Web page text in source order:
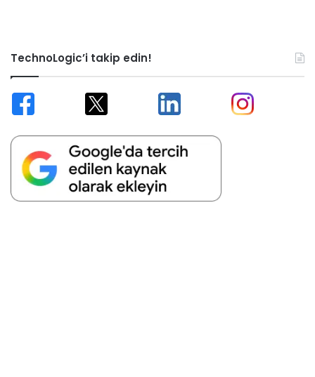
TechnoLogic’i takip edin!